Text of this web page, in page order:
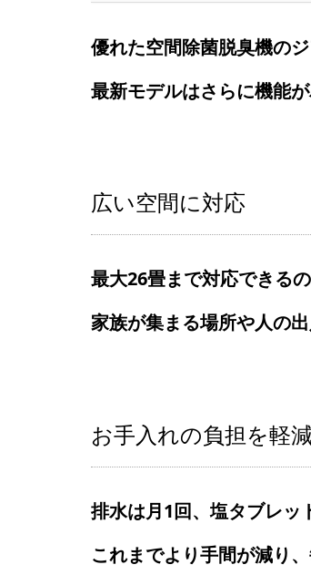
優れた空間除菌脱臭機のジ
最新モデルはさらに機能
広い空間に対応
最大26畳まで対応できる
家族が集まる場所や人の
お手入れの負担を軽減
排水は月1回、塩タブレッ
これまでより手間が減り